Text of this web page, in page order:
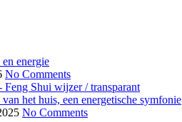
energie
No Comments
het huis, een energetische symfonie
No Comments